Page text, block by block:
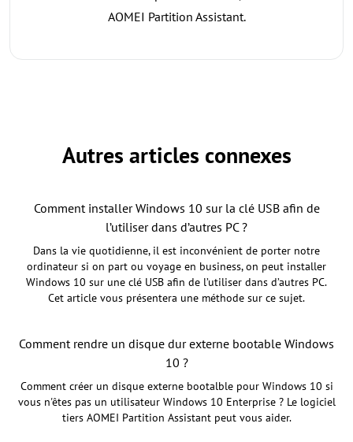
AOMEI Partition Assistant.
Autres articles connexes
Comment installer Windows 10 sur la clé USB afin de
l’utiliser dans d’autres PC ?
Dans la vie quotidienne, il est inconvénient de porter notre
ordinateur si on part ou voyage en business, on peut installer
Windows 10 sur une clé USB afin de l’utiliser dans d’autres PC.
Cet article vous présentera une méthode sur ce sujet.
Comment rendre un disque dur externe bootable Windows
10 ?
Comment créer un disque externe bootalble pour Windows 10 si
vous n'êtes pas un utilisateur Windows 10 Enterprise ? Le logiciel
tiers AOMEI Partition Assistant peut vous aider.